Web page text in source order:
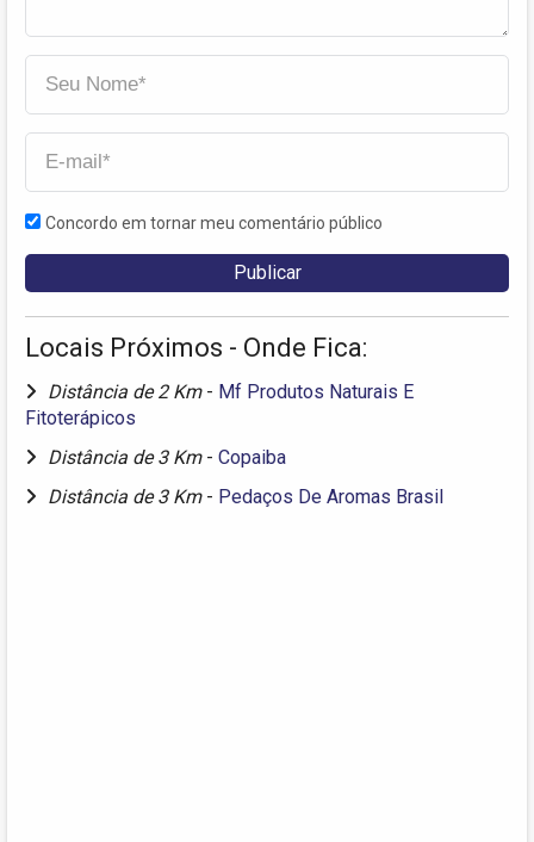
Concordo em tornar meu comentário público
Locais Próximos - Onde Fica:
Distância de 2 Km - Mf Produtos Naturais E
Fitoterápicos
Distância de 3 Km - Copaiba
Distância de 3 Km - Pedaços De Aromas Brasil